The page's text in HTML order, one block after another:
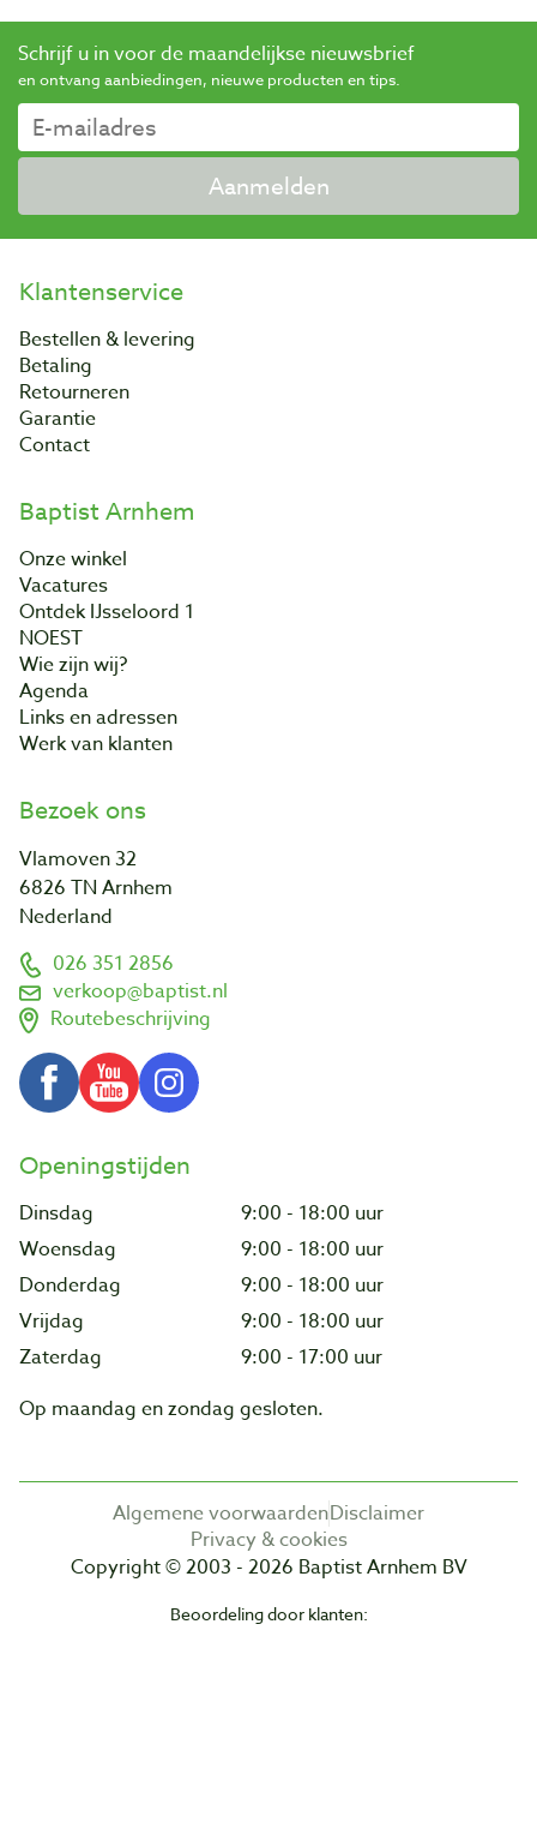
Schrijf u in voor de maandelijkse nieuwsbrief
en ontvang aanbiedingen, nieuwe producten en tips.
Aanmelden
Klantenservice
Bestellen & levering
Betaling
Retourneren
Garantie
Contact
Baptist Arnhem
Onze winkel
Vacatures
Ontdek IJsseloord 1
NOEST
Wie zijn wij?
Agenda
Links en adressen
Werk van klanten
Bezoek ons
Vlamoven 32
6826 TN Arnhem
Nederland
026 351 2856
verkoop@baptist.nl
Routebeschrijving
Openingstijden
Dinsdag
9:00 - 18:00 uur
Woensdag
9:00 - 18:00 uur
Donderdag
9:00 - 18:00 uur
Vrijdag
9:00 - 18:00 uur
Zaterdag
9:00 - 17:00 uur
Op maandag en zondag gesloten.
Algemene voorwaardenDisclaimer
Privacy & cookies
Copyright © 2003 - 2026 Baptist Arnhem BV
Beoordeling door klanten: